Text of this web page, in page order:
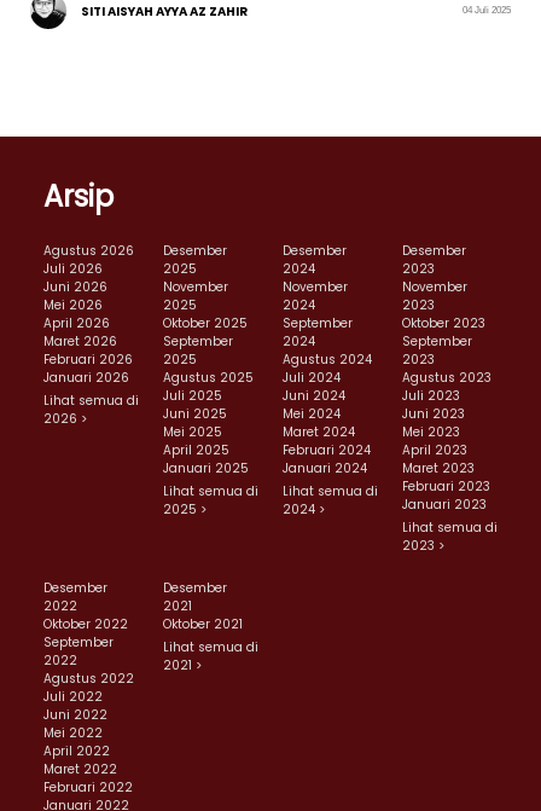
SITI AISYAH AYYA AZ ZAHIR 04 Juli 2025
Arsip
Agustus 2026
Juli 2026
Juni 2026
Mei 2026
April 2026
Maret 2026
Februari 2026
Januari 2026
Lihat semua di
2026 >
Desember
2025
November
2025
Oktober 2025
September
2025
Agustus 2025
Juli 2025
Juni 2025
Mei 2025
April 2025
Januari 2025
Lihat semua di
2025 >
Desember
2024
November
2024
September
2024
Agustus 2024
Juli 2024
Juni 2024
Mei 2024
Maret 2024
Februari 2024
Januari 2024
Lihat semua di
2024 >
Desember
2023
November
2023
Oktober 2023
September
2023
Agustus 2023
Juli 2023
Juni 2023
Mei 2023
April 2023
Maret 2023
Februari 2023
Januari 2023
Lihat semua di
2023 >
Desember
2022
Oktober 2022
September
2022
Agustus 2022
Juli 2022
Juni 2022
Mei 2022
April 2022
Maret 2022
Februari 2022
Januari 2022
Desember
2021
Oktober 2021
Lihat semua di
2021 >